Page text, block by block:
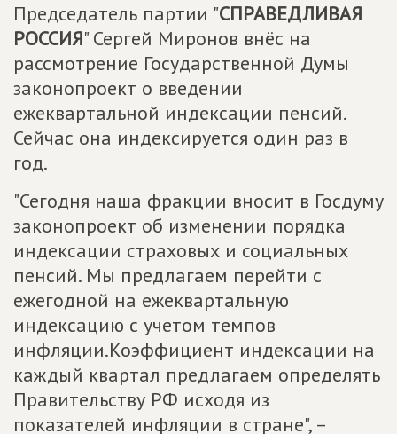
Председатель партии "СПРАВЕДЛИВАЯ
РОССИЯ" Сергей Миронов внёс на
рассмотрение Государственной Думы
законопроект о введении
ежеквартальной индексации пенсий.
Сейчас она индексируется один раз в
год.
"Сегодня наша фракции вносит в Госдуму
законопроект об изменении порядка
индексации страховых и социальных
пенсий. Мы предлагаем перейти с
ежегодной на ежеквартальную
индексацию с учетом темпов
инфляции.Коэффициент индексации на
каждый квартал предлагаем определять
Правительству РФ исходя из
показателей инфляции в стране", –